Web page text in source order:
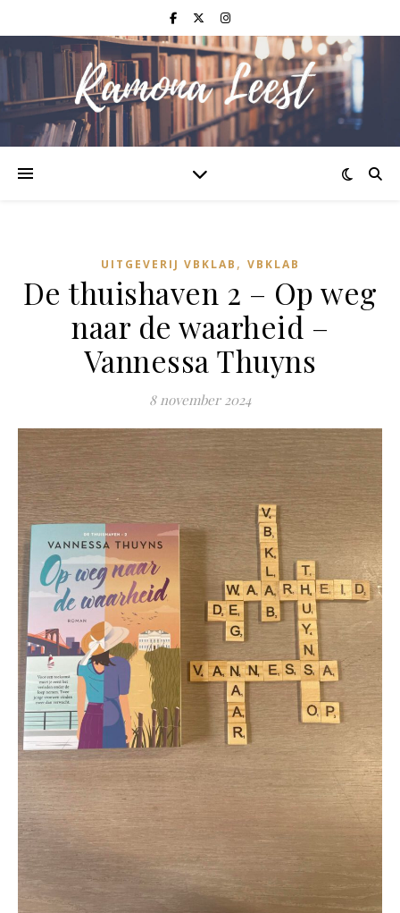
UITGEVERIJ VBKLAB , VBKLAB
De thuishaven 2 – Op weg
naar de waarheid –
Vannessa Thuyns
8 november 2024